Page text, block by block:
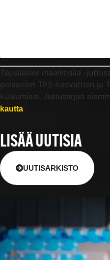
Tepsiläiset maailmalla -
pelaavien TPS-kasvattien ja
kuulumisia. Juttusarjan
kautta
LISÄÄ UUTISIA
UUTISARKISTO